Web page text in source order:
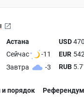
Астана
Сейчас
-11
Завтра
-3
USD470
EUR 542
RUB
и порядок Референдум